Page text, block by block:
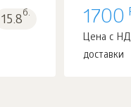
15.8б. 1700
Цена с
доставки